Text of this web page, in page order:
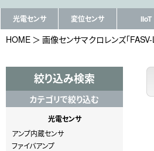
光電センサ 変位センサ IIoT
HOME 画像センサマクロレンズ「
絞り込み検索
カテゴリで絞り込む
光電センサ
アンプ内蔵センサ
ファイバアンプ